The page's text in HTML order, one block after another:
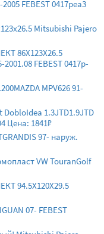
FEBEST 0417pea3
Mitsubishi Pajero
86X123X26.5
2001.08 FEBEST 0417p-
MPV626 91-
1.3JTD1.9JTD
Цена: 1841₽
97- наруж.
VW TouranGolf
94.5X120X29.5
07- FEBEST